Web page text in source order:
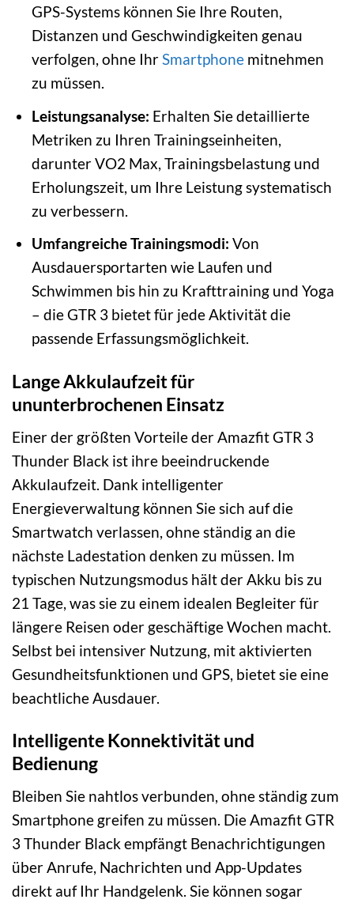
GPS-Systems können Sie Ihre Routen,
Distanzen und Geschwindigkeiten genau
verfolgen, ohne IhrSmartphonemitnehmen
zu müssen.
Leistungsanalyse: Erhalten Sie detaillierte
Metriken zu Ihren Trainingseinheiten,
darunter VO2 Max, Trainingsbelastung und
Erholungszeit, um Ihre Leistung systematisch
zu verbessern.
Umfangreiche Trainingsmodi: Von
Ausdauersportarten wie Laufen und
Schwimmen bis hin zu Krafttraining und Yoga
– die GTR 3 bietet für jede Aktivität die
passende Erfassungsmöglichkeit.
Lange Akkulaufzeit für
ununterbrochenen Einsatz
Einer der größten Vorteile der Amazfit GTR 3
Thunder Black ist ihre beeindruckende
Akkulaufzeit. Dank intelligenter
Energieverwaltung können Sie sich auf die
Smartwatch verlassen, ohne ständig an die
nächste Ladestation denken zu müssen. Im
typischen Nutzungsmodus hält der Akku bis zu
21 Tage, was sie zu einem idealen Begleiter für
längere Reisen oder geschäftige Wochen macht.
Selbst bei intensiver Nutzung, mit aktivierten
Gesundheitsfunktionen und GPS, bietet sie eine
beachtliche Ausdauer.
Intelligente Konnektivität und
Bedienung
Bleiben Sie nahtlos verbunden, ohne ständig zum
Smartphone greifen zu müssen. Die Amazfit GTR
3 Thunder Black empfängt Benachrichtigungen
über Anrufe, Nachrichten und App-Updates
direkt auf Ihr Handgelenk. Sie können sogar